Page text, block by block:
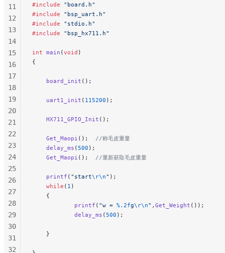
#include "board.h"
#include "bsp_uart.h"
#include "stdio.h"
#include "bsp_hx711.h"
int main (void )
{
    board_init
();
    uart1_init
( 115200 );
    HX711_GPIO_Init
();
    Get_Maopi
();
  //称毛皮重量
    delay_ms
( 500 );
    Get_Maopi
();
  //重新获取毛皮重量
    printf
( "start\r\n" );
    while
( 1 )
    {
            printf
( "w = %.2fg\r\n" , Get_Weight ());
            delay_ms
( 500 );
    }
11
12
13
14
15
16
17
18
19
20
21
22
23
24
25
26
27
28
29
30
31
32